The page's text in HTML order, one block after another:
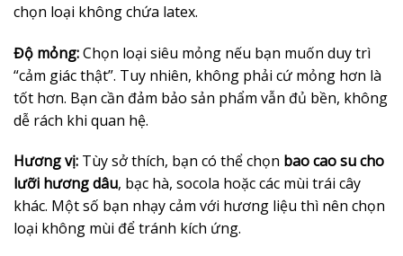
chọn loại không chứa latex.
Độ mỏng:Chọn loại siêu mỏng nếu bạn muốn duy trì
“cảm giác thật”. Tuy nhiên, không phải cứ mỏng hơn là
tốt hơn. Bạn cần đảm bảo sản phẩm vẫn đủ bền, không
dễ rách khi quan hệ.
Hương vị: Tùy sở thích, bạn có thể chọn bao cao su cho
lưỡi hương dâu, bạc hà, socola hoặc các mùi trái cây
khác. Một số bạn nhạy cảm với hương liệu thì nên chọn
loại không mùi để tránh kích ứng.